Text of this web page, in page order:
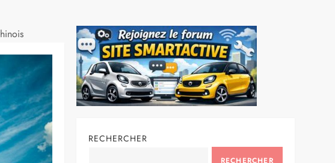
RECHERCHER
RECHERCHER